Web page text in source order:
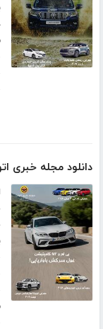
دانلود مجله خبری